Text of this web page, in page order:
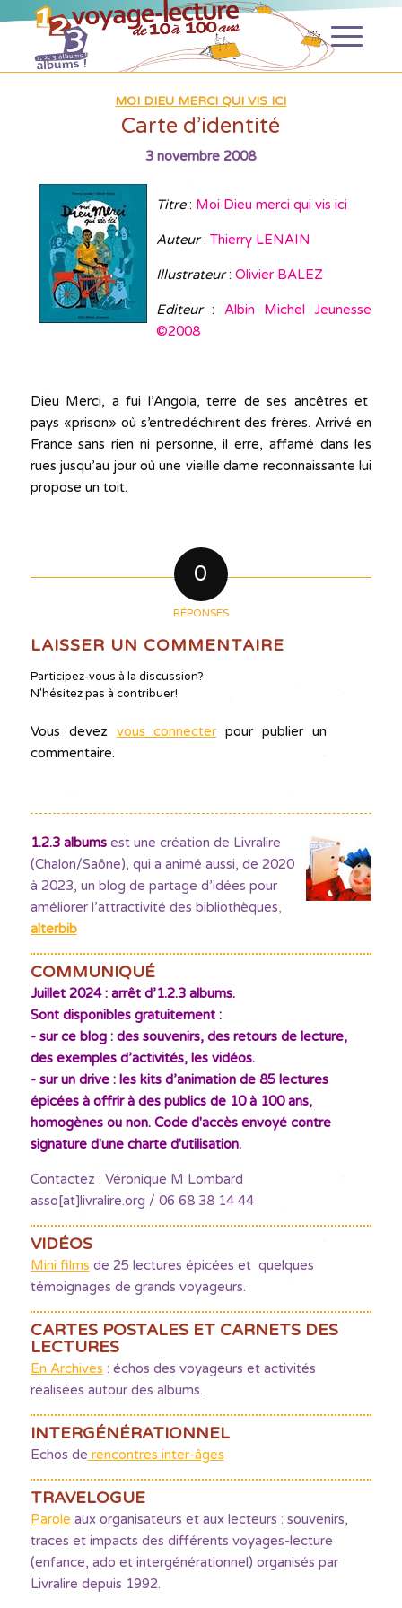
MOI DIEU MERCI QUI VIS ICI
Carte d’identité
3 novembre 2008
Titre: Moi Dieu merci qui vis ici
Auteur: Thierry LENAIN
Illustrateur: Olivier BALEZ
Editeur: Albin Michel Jeunesse
©2008
Dieu Merci, a fui l’Angola, terre de ses ancêtres et
pays «prison» où s’entredéchirent des frères. Arrivé en
France sans rien ni personne, il erre, affamé dans les
rues jusqu’au jour où une vieille dame reconnaissante lui
propose un toit.
0
RÉPONSES
LAISSER UN COMMENTAIRE
Participez-vous à la discussion?
N'hésitez pas à contribuer!
Vous devez vous connecter pour publier un
commentaire.
1.2.3 albumsest une création de Livralire
(Chalon/Saône), qui a animé aussi, de 2020
à 2023, un blog de partage d’idées pour
améliorer l’attractivité des bibliothèques,
alterbib
COMMUNIQUÉ
Juillet 2024 : arrêt d’1.2.3 albums.
Sont disponibles gratuitement :
- sur ce blog : des souvenirs, des retours de lecture,
des exemples d’activités, les vidéos.
- sur un drive : les kits d’animation de 85 lectures
épicées à offrir à des publics de 10 à 100 ans,
homogènes ou non. Code d'accès envoyé contre
signature d'une charte d'utilisation.
Contactez : Véronique M Lombard
asso[at]livralire.org / 06 68 38 14 44
VIDÉOS
Mini films de 25 lectures épicées et quelques
témoignages de grands voyageurs.
CARTES POSTALES ET CARNETS DES
LECTURES
En Archives : échos des voyageurs et activités
réalisées autour des albums.
INTERGÉNÉRATIONNEL
Echos de rencontres inter-âges
TRAVELOGUE
Parole aux organisateurs et aux lecteurs : souvenirs,
traces et impacts des différents voyages-lecture
(enfance, ado et intergénérationnel) organisés par
Livralire depuis 1992.